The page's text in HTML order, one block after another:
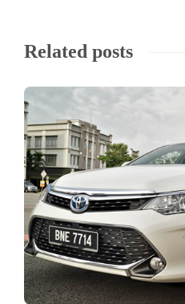
Related posts